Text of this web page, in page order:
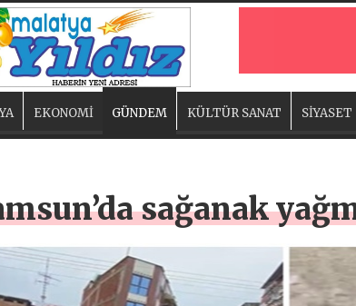
EKONOMİ GÜNDEM KÜLTÜR SANAT SİYASET
sağanak